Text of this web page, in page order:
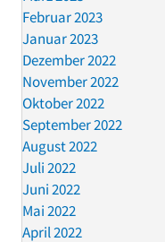
Februar 2023
Januar 2023
Dezember 2022
November 2022
Oktober 2022
September 2022
August 2022
Juli 2022
Juni 2022
Mai 2022
April 2022